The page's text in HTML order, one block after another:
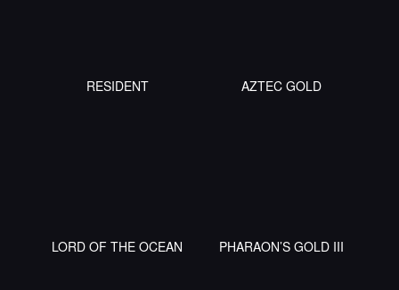
RESIDENT AZTEC GOLD
LORD OF THE OCEAN PHARAON’S GOLD III